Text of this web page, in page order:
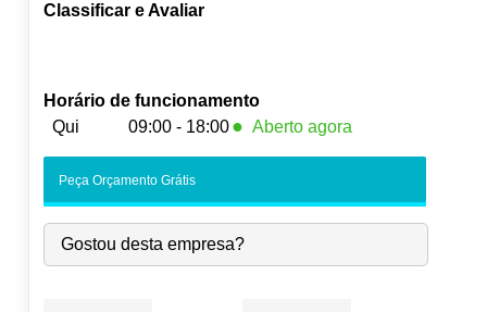
Classificar e Avaliar
Horário de funcionamento
Qui
09:00 - 18:00 ● Aberto agora
-
Qua:
09:00-18:00
Qui:
09:00-18:00 ●
Peça Orçamento Grátis
Gostou desta empresa?